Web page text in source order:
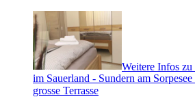
Weitere Infos
im Sauerland - Sundern am
grosse Terrasse